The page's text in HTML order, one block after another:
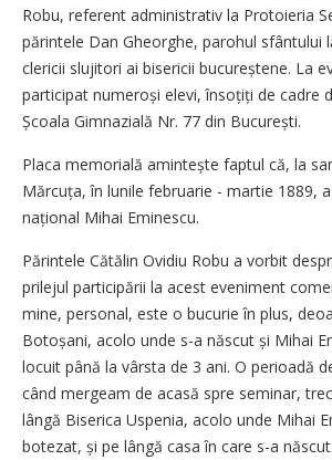
Robu, referent administrativ la Protoieria
părintele Dan Gheorghe, parohul sfântului
clericii slujitori ai bisericii bucureștene. La
participat numeroși elevi, însoțiți de cadre
Școala Gimnazială Nr. 77 din București.
Placa memorială amintește faptul că, la
Mărcuța, în lunile februarie - martie 1889,
național Mihai Eminescu.
Părintele Cătălin Ovidiu Robu a vorbit
prilejul participării la acest eveniment
mine, personal, este o bucurie în plus,
Botoșani, acolo unde s-a născut și Mihai
locuit până la vârsta de 3 ani. O perioadă
când mergeam de acasă spre seminar,
lângă Biserica Uspenia, acolo unde Mihai
botezat, și pe lângă casa în care s-a